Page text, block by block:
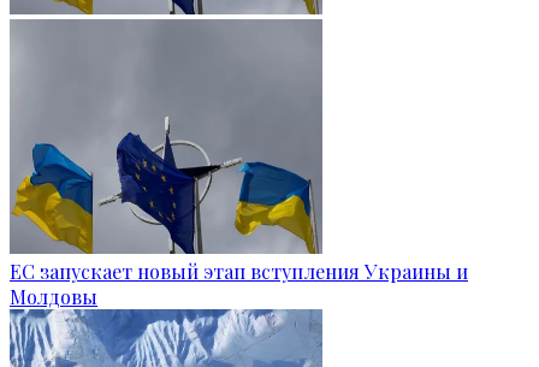
ЕС запускает новый этап вступления Украины и
Молдовы